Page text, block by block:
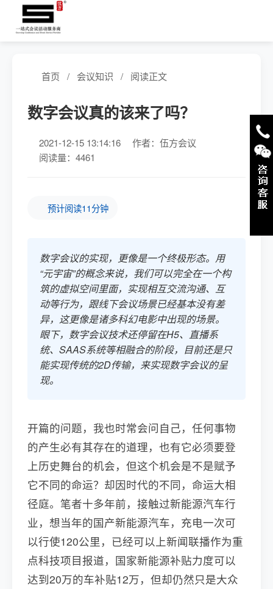
首页 / 会议知识 / 阅读正文
数字会议真的该来了吗？
2021-12-15 13:14:16
作者：伍方会议
阅读量：4461
预计阅读11分钟
数字会议的实现，更像是一个终极形态。用
“元宇宙”的概念来说，我们可以完全在一个构
筑的虚拟空间里面，实现相互交流沟通、互
动等行为，跟线下会议场景已经基本没有差
异，这更像是诸多科幻电影中出现的场景。
眼下，数字会议技术还停留在H5、直播系
统、SAAS系统等相融合的阶段，目前还是只
能实现传统的2D传输，来实现数字会议的呈
现。
开篇的问题，我也时常会问自己，任何事物
的产生必有其存在的道理，也有它必须要登
上历史舞台的机会，但这个机会是不是赋予
它不同的命运？却因时代的不同，命运大相
径庭。笔者十多年前，接触过新能源汽车行
业，想当年的国产新能源汽车，充电一次可
以行使120公里，已经可以上新闻联播作为重
点科技项目报道，国家新能源补贴力度可以
达到20万的车补贴12万，但却仍然只是大众